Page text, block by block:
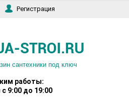
Регистрация
сантехники под ключ
работы:
с 9:00 до 19:00